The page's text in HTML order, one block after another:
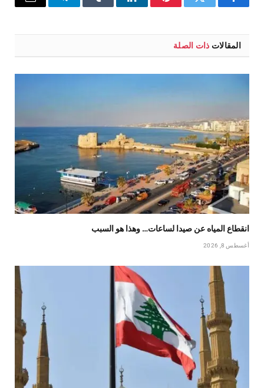
فيسبوكتويتر بينتيريستلينكدإن Tumblr تيلقرام البريد
المقالات ذات الصلة
انقطاع المياه عن صيدا لساعات… وهذا هو السبب
أغسطس 8, 2026